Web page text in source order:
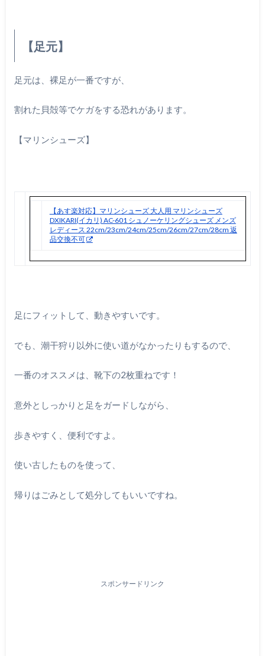
【足元】
足元は、裸足が一番ですが、
割れた貝殻等でケガをする恐れがあります。
【マリンシューズ】
【あす楽対応】マリンシューズ 大人用 マリンシューズ
DXIKARI(イカリ) AC-601 シュノーケリングシューズ メンズ
レディース 22cm/23cm/24cm/25cm/26cm/27cm/28cm 返
品交換不可
足にフィットして、動きやすいです。
でも、潮干狩り以外に使い道がなかったりもするので、
一番のオススメは、靴下の2枚重ねです！
意外としっかりと足をガードしながら、
歩きやすく、便利ですよ。
使い古したものを使って、
帰りはごみとして処分してもいいですね。
スポンサードリンク